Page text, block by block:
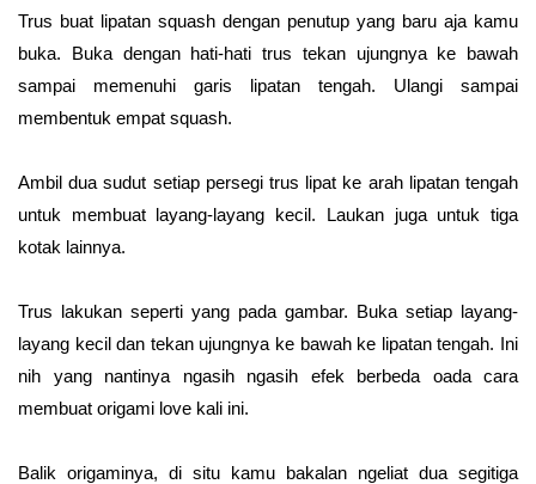
Trus buat lipatan squash dengan penutup yang baru aja kamu
buka. Buka dengan hati-hati trus tekan ujungnya ke bawah
sampai memenuhi garis lipatan tengah. Ulangi sampai
membentuk empat squash.
Ambil dua sudut setiap persegi trus lipat ke arah lipatan tengah
untuk membuat layang-layang kecil. Laukan juga untuk tiga
kotak lainnya.
Trus lakukan seperti yang pada gambar. Buka setiap layang-
layang kecil dan tekan ujungnya ke bawah ke lipatan tengah. Ini
nih yang nantinya ngasih ngasih efek berbeda oada cara
membuat origami love kali ini.
Balik origaminya, di situ kamu bakalan ngeliat dua segitiga